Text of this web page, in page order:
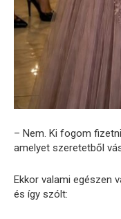
– Nem. Ki fogom
amelyet szeretetből
Ekkor valami egészen
és így szólt: